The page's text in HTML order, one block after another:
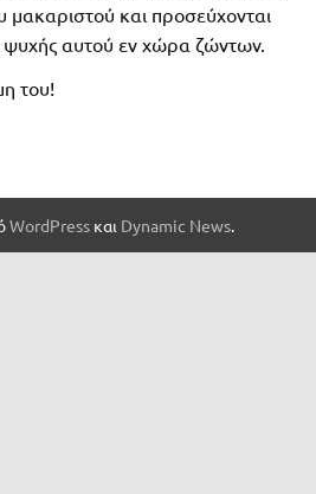
μακαριστού και προσεύχονται
ψυχής αυτού εν χώρα ζώντων.
του!
WordPressκαι Dynamic News.